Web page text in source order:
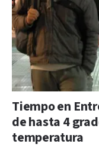
Tiempo en
de hasta 4
temperatura